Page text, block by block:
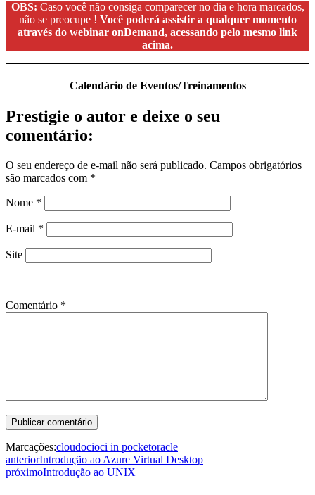
OBS: Caso você não consiga comparecer no dia e hora marcados,
não se preocupe ! Você poderá assistir a qualquer momento
através do webinar onDemand, acessando pelo mesmo link
acima.
Calendário de Eventos/Treinamentos
Prestigie o autor e deixe o seu
comentário:
O seu endereço de e-mail não será publicado. Campos obrigatórios
são marcados com *
Nome *
E-mail *
Site
Comentário *
Marcações:cloudocioci in pocketoracle
anteriorIntrodução ao Azure Virtual Desktop
próximoIntrodução ao UNIX